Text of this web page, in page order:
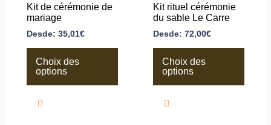
Kit de cérémonie de
mariage
Desde: 35,01€
Choix des
options
du
produit
Kit rituel cérémonie
du sable Le Carre
Desde:72,00€
Choix des
options
du
produit